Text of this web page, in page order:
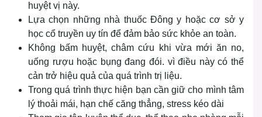
huyệt vị này.
Lựa chọn những nhà thuốc Đông y hoặc cơ sở y
học cổ truyền uy tín để đảm bảo sức khỏe an toàn.
Không bấm huyệt, châm cứu khi vừa mới ăn no,
uống rượu hoặc bụng đang đói. vì điều này có thể
cản trở hiệu quả của quá trình trị liệu.
Trong quá trình thực hiện bạn cần giữ cho mình tâm
lý thoải mái, hạn chế căng thẳng, stress kéo dài